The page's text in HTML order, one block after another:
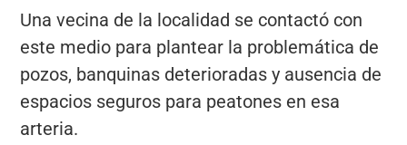
Una vecina de la localidad se contactó con
este medio para plantear la problemática de
pozos, banquinas deterioradas y ausencia de
espacios seguros para peatones en esa
arteria.